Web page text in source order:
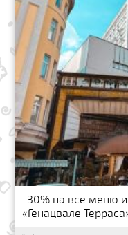
-30% на все меню и
«Генацвале